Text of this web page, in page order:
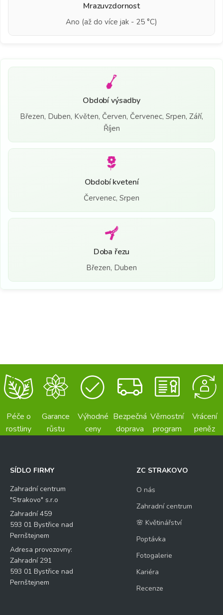
Mrazuvzdornost
Ano (až do více jak - 25 °C)
Období výsadby
Březen, Duben, Květen, Červen, Červenec, Srpen, Září,
Říjen
Období kvetení
Červenec, Srpen
Doba řezu
Březen, Duben
Péče o
rostliny
Garance
růstu
Výhodné
ceny
Bezpečná
doprava
Věrnostní
program
Vrácení
peněz
SÍDLO FIRMY
Zahradní centrum
"Strakovo" s.r.o
Zahradní 459
593 01 Bystřice nad
Pernštejnem
Adresa provozovny:
Zahradní 291
593 01 Bystřice nad
Pernštejnem
ZC STRAKOVO
O nás
Zahradní centrum
🌸 Květinářství
Poptávka
Fotogalerie
Kariéra
Recenze